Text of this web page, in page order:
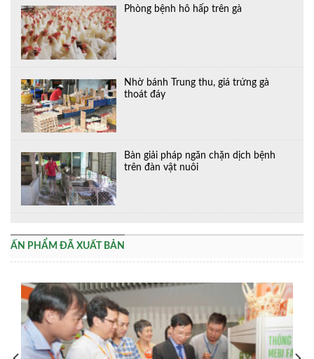
Phòng bệnh hô hấp trên gà
Nhờ bánh Trung thu, giá trứng gà
thoát đáy
Bàn giải pháp ngăn chặn dịch bệnh
trên đàn vật nuôi
ẤN PHẨM ĐÃ XUẤT BẢN